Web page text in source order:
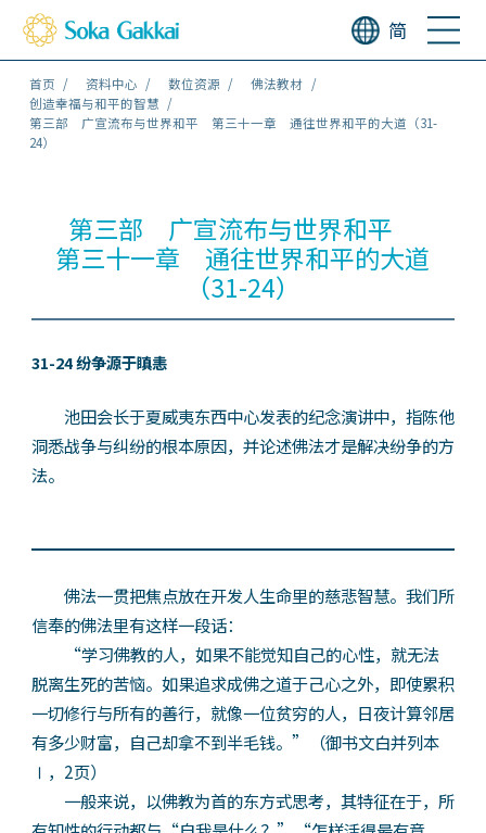
简
首页 资料中心 数位资源
佛法教材
创造幸福与和平的智慧
第三部 广宣流布与世界和平 第三十一章 通往世界和平的大道（31-
24）
第三部 广宣流布与世界和平
第三十一章 通往世界和平的大道
（31-24）
31-24 纷争源于瞋恚
池田会长于夏威夷东西中心发表的纪念演讲中，指陈他
洞悉战争与纠纷的根本原因，并论述佛法才是解决纷争的方
法。
佛法一贯把焦点放在开发人生命里的慈悲智慧。我们所
信奉的佛法里有这样一段话：
“学习佛教的人，如果不能觉知自己的心性，就无法
脱离生死的苦恼。如果追求成佛之道于己心之外，即使累积
一切修行与所有的善行，就像一位贫穷的人，日夜计算邻居
有多少财富，自己却拿不到半毛钱。”（御书文白并列本
Ⅰ，2页）
一般来说，以佛教为首的东方式思考，其特征在于，所